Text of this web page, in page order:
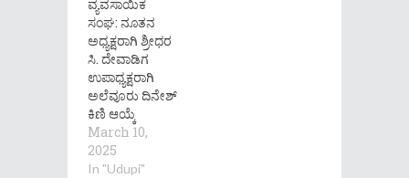
ವ್ಯವಸಾಯಿಕ
ಸಂಘ: ನೂತನ
ಅಧ್ಯಕ್ಷರಾಗಿ ಶ್ರೀಧರ
ಸಿ. ದೇವಾಡಿಗ
ಉಪಾಧ್ಯಕ್ಷರಾಗಿ
ಅಲೆವೂರು ದಿನೇಶ್
ಕಿಣಿ ಆಯ್ಕೆ
March 10,
2025
In "Udupi"